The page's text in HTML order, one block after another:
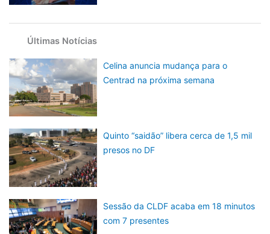
Últimas Notícias
Celina anuncia mudança para o
Centrad na próxima semana
Quinto “saidão” libera cerca de 1,5 mil
presos no DF
Sessão da CLDF acaba em 18 minutos
com 7 presentes